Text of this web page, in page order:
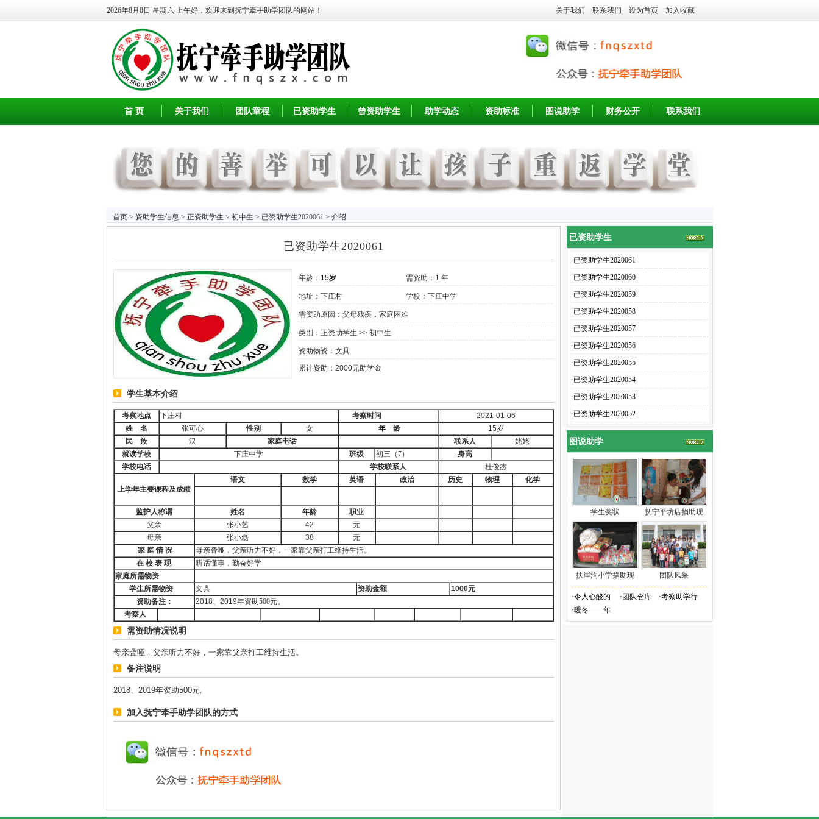
2026年8月8日 星期六 上午好，欢迎来到抚宁牵手助学团队的网站！ 关于我们 联系我们 设为首页 加入收藏
首 页 关于我们 团队章程 已资助学生 曾资助学生 助学动态 资助标准 图说助学 财务公开 联系我们
首页> 资助学生信息 > 正资助学生 > 初中生 > 已资助学生2020061 > 介绍
已资助学生2020061
年龄： 15岁 需资助：1 年
地址：下庄村 学校：下庄中学
需资助原因：父母残疾，家庭困难
类别： 正资助学生 >> 初中生
资助物资：文具
累计资助：2000元助学金
学生基本介绍
考察地点 下庄村 考察时间
2021-01-06
姓
名 张可心 性别 女 年 龄
15岁
民
族 汉 家庭电话 联系人
姥姥
就读学校
下庄中学 班级 初三（7）
身高
学校电话
学校联系人 杜俊杰
上学年主要课程及成绩
语文 数学 英语 政治 历史 物理 化学
监护人称谓 姓名 年龄
职业
父亲
张小艺 42
无
母亲
张小磊 38
无
家 庭 情 况
母亲聋哑，父亲听力不好，一家靠父亲打工维持生活。
在 校 表 现
听话懂事，勤奋好学
家庭所需物资
学生所需物资
文具 资助金额 1000元
资助备注：
2018、2019年资助500元。
考察人
需资助情况说明
母亲聋哑，父亲听力不好，一家靠父亲打工维持生活。
备注说明
2018、2019年资助500元。
加入抚宁牵手助学团队的方式
已资助学生
·已资助学生2020061
·已资助学生2020060
·已资助学生2020059
·已资助学生2020058
·已资助学生2020057
·已资助学生2020056
·已资助学生2020055
·已资助学生2020054
·已资助学生2020053
·已资助学生2020052
图说助学
学生奖状 抚宁平坊店捐助现
扶崖沟小学捐助现 团队风采
·令人心酸的 · 团队仓库 ·考察助学行
·暖冬——年